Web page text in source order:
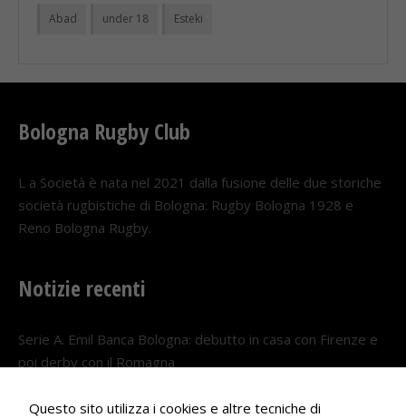
Abad under 18 Esteki
Bologna Rugby Club
L a Società è nata nel 2021 dalla fusione delle due storiche
società rugbistiche di Bologna: Rugby Bologna 1928 e
Reno Bologna Rugby.
Notizie recenti
Serie A. Emil Banca Bologna: debutto in casa con Firenze e
poi derby con il Romagna
Questo sito utilizza i cookies e altre tecniche di